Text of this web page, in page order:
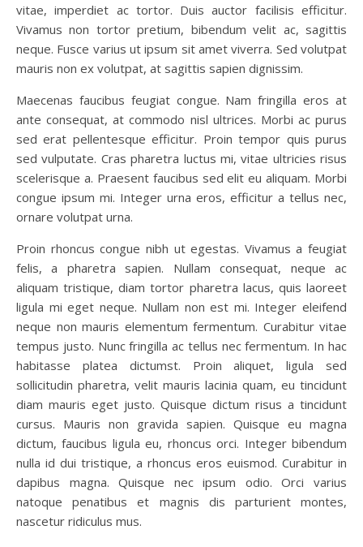
vitae, imperdiet ac tortor. Duis auctor facilisis efficitur.
Vivamus non tortor pretium, bibendum velit ac, sagittis
neque. Fusce varius ut ipsum sit amet viverra. Sed volutpat
mauris non ex volutpat, at sagittis sapien dignissim.
Maecenas faucibus feugiat congue. Nam fringilla eros at
ante consequat, at commodo nisl ultrices. Morbi ac purus
sed erat pellentesque efficitur. Proin tempor quis purus
sed vulputate. Cras pharetra luctus mi, vitae ultricies risus
scelerisque a. Praesent faucibus sed elit eu aliquam. Morbi
congue ipsum mi. Integer urna eros, efficitur a tellus nec,
ornare volutpat urna.
Proin rhoncus congue nibh ut egestas. Vivamus a feugiat
felis, a pharetra sapien. Nullam consequat, neque ac
aliquam tristique, diam tortor pharetra lacus, quis laoreet
ligula mi eget neque. Nullam non est mi. Integer eleifend
neque non mauris elementum fermentum. Curabitur vitae
tempus justo. Nunc fringilla ac tellus nec fermentum. In hac
habitasse platea dictumst. Proin aliquet, ligula sed
sollicitudin pharetra, velit mauris lacinia quam, eu tincidunt
diam mauris eget justo. Quisque dictum risus a tincidunt
cursus. Mauris non gravida sapien. Quisque eu magna
dictum, faucibus ligula eu, rhoncus orci. Integer bibendum
nulla id dui tristique, a rhoncus eros euismod. Curabitur in
dapibus magna. Quisque nec ipsum odio. Orci varius
natoque penatibus et magnis dis parturient montes,
nascetur ridiculus mus.